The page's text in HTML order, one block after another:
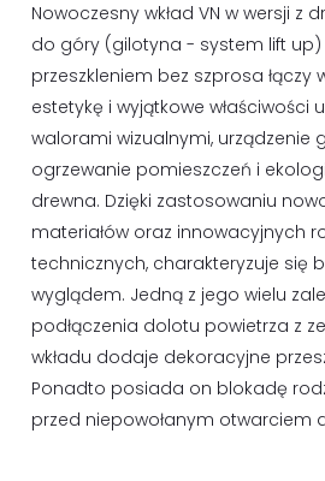
Nowoczesny wkład VN w wersji z
do góry (gilotyna - system lift
przeszkleniem bez szprosa łączy
estetykę i wyjątkowe właściwości
walorami wizualnymi, urządzenie
ogrzewanie pomieszczeń i
drewna. Dzięki zastosowaniu
materiałów oraz innowacyjnych
technicznych, charakteryzuje się
wyglądem. Jedną z jego wielu
podłączenia dolotu powietrza z
wkładu dodaje dekoracyjne
Ponadto posiada on blokadę
przed niepowołanym otwarciem